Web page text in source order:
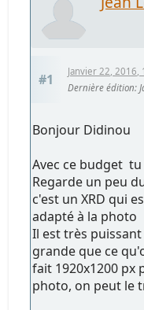
#1
Janvier 22, 2016,
Dernière édition:
Bonjour Didinou
Avec ce budget tu
Regarde un peu
c'est un XRD qui
adapté à la photo
Il est très
grande que ce
fait 1920x1200 px
photo, on peut le